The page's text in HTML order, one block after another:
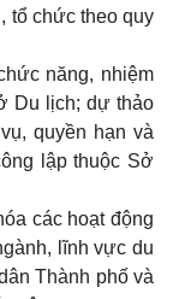
tổ chức theo quy
năng, nhiệm
Du lịch; dự thảo
quyền hạn và
lập thuộc Sở
các hoạt động
lĩnh vực du
Thành phố và